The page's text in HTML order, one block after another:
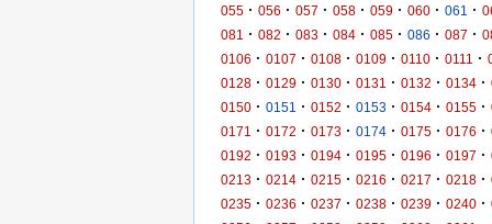
055 · 056 · 057 · 058 · 059 · 060 · 061 ·
081
· 082 · 083 · 084 · 085 · 086 · 087 ·
0106 · 0107 · 0108 · 0109 · 0110 · 0111 ·
0128 · 0129 · 0130 · 0131 · 0132 · 0134 ·
0150 · 0151 · 0152 · 0153 · 0154 · 0155 ·
0171
· 0172 · 0173 · 0174 · 0175 · 0176 ·
0192 · 0193 · 0194 · 0195 · 0196 · 0197 ·
0213 · 0214 · 0215 · 0216 · 0217 · 0218 ·
0235 · 0236 · 0237 · 0238 · 0239 · 0240 ·